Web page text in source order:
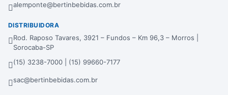
alemponte@bertinbebidas.com.br
DISTRIBUIDORA
Rod. Raposo Tavares, 3921 – Fundos – Km 96,3 – Morros |
Sorocaba-SP
(15) 3238-7000 | (15) 99660-7177
sac@bertinbebidas.com.br